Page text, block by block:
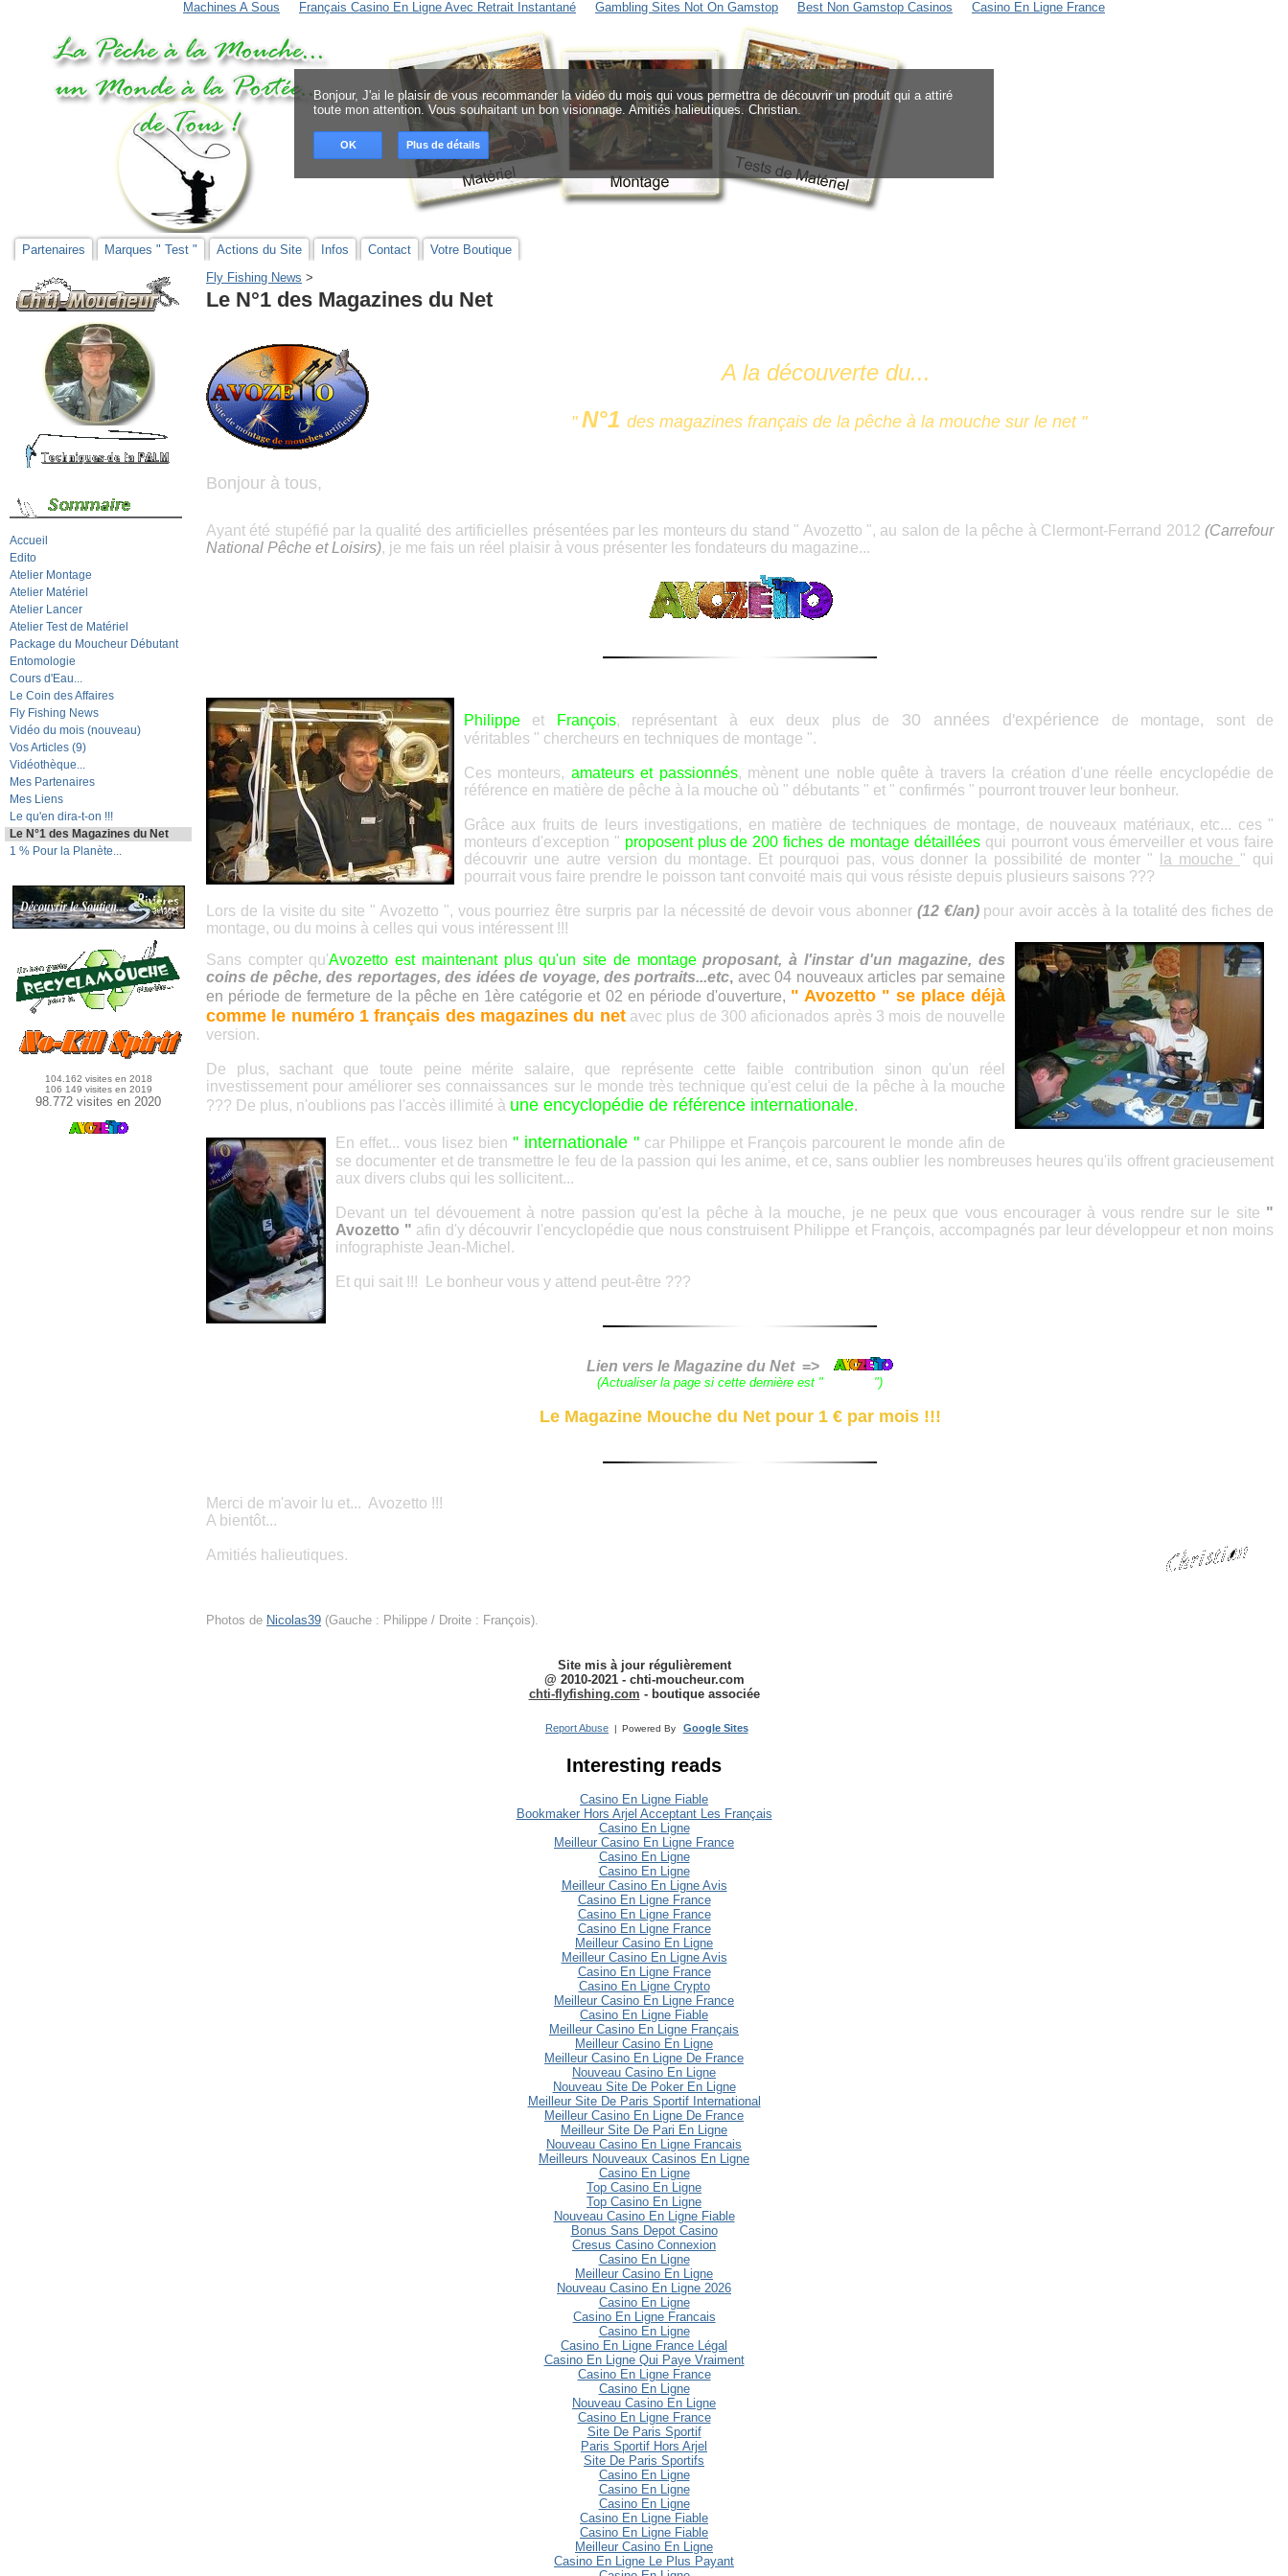
Bonjour, J'ai le plaisir de vous recommander la vidéo du mois qui vous permettra de découvrir un produit qui a attiré
toute mon attention. Vous souhaitant un bon visionnage. Amitiés halieutiques. Christian.
OK Plus de détails
Machines A Sous Français Casino En Ligne Avec Retrait Instantané Gambling Sites Not On Gamstop Best Non Gamstop Casinos Casino En Ligne France
Partenaires Marques " Test " Actions du Site Infos Contact Votre Boutique
Accueil
Edito
Atelier Montage
Atelier Matériel
Atelier Lancer
Atelier Test de Matériel
Package du Moucheur Débutant
Entomologie
Cours d'Eau...
Le Coin des Affaires
Fly Fishing News
Vidéo du mois (nouveau)
Vos Articles (9)
Vidéothèque...
Mes Partenaires
Mes Liens
Le qu'en dira-t-on !!!
Le N°1 des Magazines du Net
1 % Pour la Planète...
104.162 visites en 2018
106 149 visites en 2019
98.772 visites en 2020
Fly Fishing News ‎ > ‎
Le N°1 des Magazines du Net
A la découverte du...
" N°1 des magazines français de la pêche à la mouche sur le net"
Bonjour à tous,
Ayant été stupéfié par la qualité des artificielles présentées par les monteurs du stand " Avozetto ", au salon de la pêche à Clermont-Ferrand 2012 (Carrefour
National Pêche et Loisirs), je me fais un réel plaisir à vous présenter les fondateurs du magazine...
Philippe et François, représentant à eux deux plus de 30 années d'expérience de montage, sont de
véritables " chercheurs en techniques de montage ".
Ces monteurs, amateurs et passionnés, mènent une noble quête à travers la création d'une réelle encyclopédie de
référence en matière de pêche à la mouche où " débutants " et " confirmés " pourront trouver leur bonheur.
Grâce aux fruits de leurs investigations, en matière de techniques de montage, de nouveaux matériaux, etc... ces "
monteurs d'exception " proposent plus de 200fiches de montage détailléesqui pourront vous émerveiller et vous faire
découvrir une autre version du montage. Et pourquoi pas, vous donner la possibilité de monter "
la mouche " qui
pourrait vous faire prendre le poisson tant convoité mais qui vous résiste depuis plusieurs saisons ???
Lors de la visite du site " Avozetto ", vous pourriez être surpris par la nécessité de devoir vous abonner (12 €/an) pour avoir accès à la totalité des fiches de
montage, ou du moins à celles qui vous intéressent !!!
Sans compter qu'Avozetto est maintenant plus qu'un site de montage proposant, à l'instar d'un magazine, des
coins de pêche, des reportages, des idées de voyage, des portraits...etc, avec 04 nouveaux articles par semaine
en période de fermeture de la pêche en 1ère catégorie et 02 en période d'ouverture, " Avozetto " se place déjà
comme le numéro 1 français des magazines du net avec plus de 300 aficionados après 3 mois de nouvelle
version.
De plus, sachant que toute peine mérite salaire, que représente cette faible contribution sinon qu'un réel
investissement pour améliorer ses connaissances sur le monde très technique qu'est celui de la pêche à la mouche
??? De plus, n'oublions pas l'accès illimité à une encyclopédie de référence internationale.
En effet... vous lisez bien " internationale " car Philippe et François parcourent le monde afin de
se documenter et de transmettre le feu de la passion qui les anime, et ce, sans oublier les nombreuses heures qu'ils offrent gracieusement
aux divers clubs qui les sollicitent...
Devant un tel dévouement à notre passion qu'est la pêche à la mouche, je ne peux que vous encourager à vous rendre sur le site "
Avozetto " afin d'y découvrir l'encyclopédie que nous construisent Philippe et François, accompagnés par leur développeur et non moins
infographiste Jean-Michel.
Et qui sait !!! Le bonheur vous y attend peut-être ???
Lien vers le Magazine du Net =>
(Actualiser la page si cette dernière est " ")
Le Magazine Mouche du Net pour 1 € par mois !!!
Merci de m'avoir lu et... Avozetto !!!
A bientôt...
Amitiés halieutiques.
Photos de Nicolas39 (Gauche : Philippe / Droite : François).
Site mis à jour régulièrement
@ 2010-2021 - chti-moucheur.com
chti-flyfishing.com - boutique associée
Report Abuse | Powered By Google Sites
Interesting reads
Casino En Ligne Fiable
Bookmaker Hors Arjel Acceptant Les Français
Casino En Ligne
Meilleur Casino En Ligne France
Casino En Ligne
Casino En Ligne
Meilleur Casino En Ligne Avis
Casino En Ligne France
Casino En Ligne France
Casino En Ligne France
Meilleur Casino En Ligne
Meilleur Casino En Ligne Avis
Casino En Ligne France
Casino En Ligne Crypto
Meilleur Casino En Ligne France
Casino En Ligne Fiable
Meilleur Casino En Ligne Français
Meilleur Casino En Ligne
Meilleur Casino En Ligne De France
Nouveau Casino En Ligne
Nouveau Site De Poker En Ligne
Meilleur Site De Paris Sportif International
Meilleur Casino En Ligne De France
Meilleur Site De Pari En Ligne
Nouveau Casino En Ligne Francais
Meilleurs Nouveaux Casinos En Ligne
Casino En Ligne
Top Casino En Ligne
Top Casino En Ligne
Nouveau Casino En Ligne Fiable
Bonus Sans Depot Casino
Cresus Casino Connexion
Casino En Ligne
Meilleur Casino En Ligne
Nouveau Casino En Ligne 2026
Casino En Ligne
Casino En Ligne Francais
Casino En Ligne
Casino En Ligne France Légal
Casino En Ligne Qui Paye Vraiment
Casino En Ligne France
Casino En Ligne
Nouveau Casino En Ligne
Casino En Ligne France
Site De Paris Sportif
Paris Sportif Hors Arjel
Site De Paris Sportifs
Casino En Ligne
Casino En Ligne
Casino En Ligne
Casino En Ligne Fiable
Casino En Ligne Fiable
Meilleur Casino En Ligne
Casino En Ligne Le Plus Payant